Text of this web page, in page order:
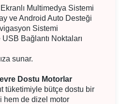
Multimedya Sistemi
Android Auto Desteği
Sistemi
Bağlantı Noktaları
sunar.
Dostu Motorlar
tüketimiyle bütçe dostu bir
hem de dizel motor